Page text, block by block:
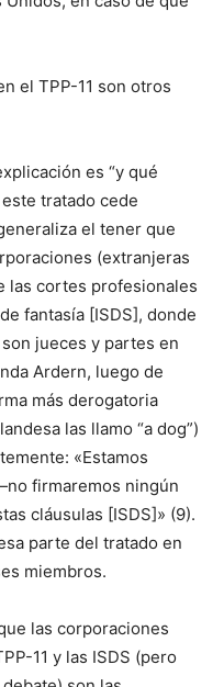
el TPP-11 son otros
es “y qué
tratado cede
el tener que
(extranjeras
las cortes profesionales
fantasía [ISDS], donde
jueces y partes en
Ardern, luego de
más derogatoria
las llamo “a dog”)
«Estamos
firmaremos ningún
cláusulas [ISDS]» (9).
parte del tratado en
miembros.
las corporaciones
11 y las ISDS (pero